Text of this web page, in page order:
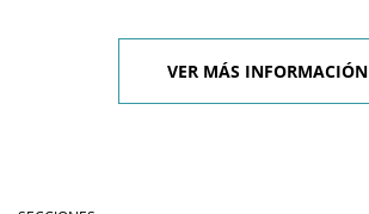
VER MÁS INFORMACIÓN